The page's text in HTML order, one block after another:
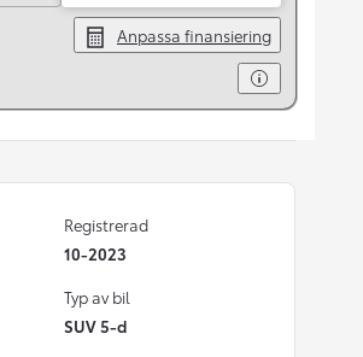
Anpassa finansiering
Registrerad
10-2023
Typ av bil
SUV 5-d